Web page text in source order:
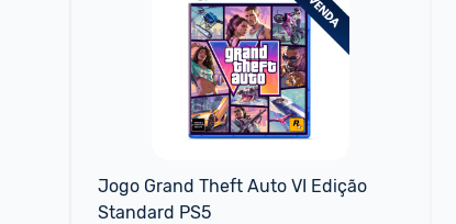
Jogo Grand Theft Auto VI Edição
Standard PS5